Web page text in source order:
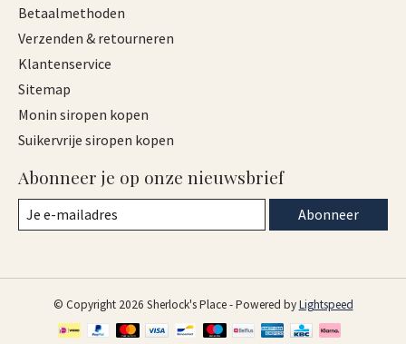
Betaalmethoden
Verzenden & retourneren
Klantenservice
Sitemap
Monin siropen kopen
Suikervrije siropen kopen
Abonneer je op onze nieuwsbrief
Abonneer
© Copyright 2026 Sherlock's Place - Powered byLightspeed